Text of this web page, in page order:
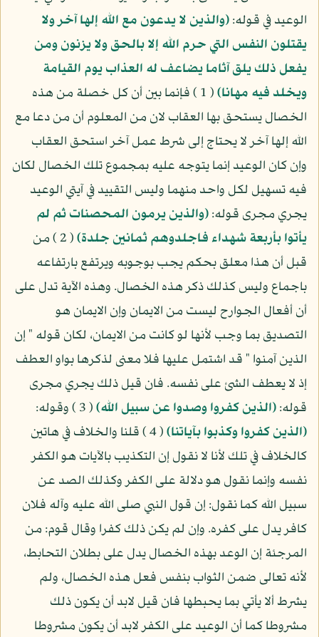
الوعيد في قوله:(والذين لا يدعون مع الله إلها آخر ولا
يقتلون النفس التي حرم الله إلا بالحق ولا يزنون ومن
يفعل ذلك يلق آثاما يضاعف له العذاب يوم القيامة
ويخلد فيه مهانا)
( 1 ) فإنما بين أن كل خصلة من هذه
الخصال يستحق بها العقاب لان من المعلوم أن من دعا مع
الله إلها آخر لا يحتاج إلى شرط عمل آخر استحق العقاب
وإن كان الوعيد إنما يتوجه عليه بمجموع تلك الخصال لكان
فيه تسهيل لكل واحد منهما وليس التقييد في آيتي الوعيد
يجري مجرى قوله:(والذين يرمون المحصنات ثم لم
يأتوا بأربعة شهداء فاجلدوهم ثمانين جلدة)
( 2 ) من
قبل أن هذا معلق بحكم يجب بوجوبه ويرتفع بارتفاعه
باجماع وليس كذلك ذكر هذه الخصال. وهذه الآية تدل على
أن أفعال الجوارح ليست من الايمان وإن الايمان هو
التصديق بما وجب لأنها لو كانت من الايمان، لكان قوله " إن
الذين آمنوا " قد اشتمل عليها فلا معنى لذكرها بواو العطف
إذ لا يعطف الشئ على نفسه. فان قيل ذلك يجري مجرى
قوله:(الذين كفروا وصدوا عن سبيل الله)( 3 ) وقوله:
(الذين كفروا وكذبوا بآياتنا)
( 4 ) قلنا والخلاف في هاتين
كالخلاف في تلك لأنا لا نقول إن التكذيب بالآيات هو الكفر
نفسه وإنما نقول هو دلالة على الكفر وكذلك الصد عن
سبيل الله كما نقول: إن قول النبي صلى الله عليه وآله فلان
كافر يدل على كفره. وإن لم يكن ذلك كفرا وقال قوم: من
المرجئة إن الوعد بهذه الخصال يدل على بطلان التحابط،
لأنه تعالى ضمن الثواب بنفس فعل هذه الخصال، ولم
يشرط ألا يأتي بما يحبطها فان قيل لابد أن يكون ذلك
مشروطا كما أن الوعيد على الكفر لابد أن يكون مشروطا